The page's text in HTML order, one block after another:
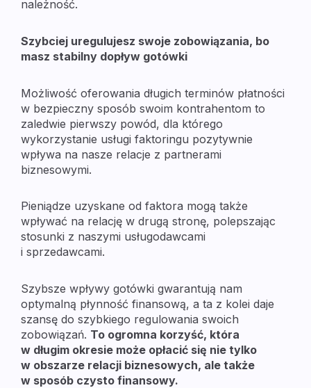
należność.
Szybciej uregulujesz swoje zobowiązania, bo
masz stabilny dopływ gotówki
Możliwość oferowania długich terminów płatności
w bezpieczny sposób swoim kontrahentom to
zaledwie pierwszy powód, dla którego
wykorzystanie usługi faktoringu pozytywnie
wpływa na nasze relacje z partnerami
biznesowymi.
Pieniądze uzyskane od faktora mogą także
wpływać na relację w drugą stronę, polepszając
stosunki z naszymi usługodawcami
i sprzedawcami.
Szybsze wpływy gotówki gwarantują nam
optymalną płynność finansową, a ta z kolei daje
szansę do szybkiego regulowania swoich
zobowiązań. To ogromna korzyść, która
w długim okresie może opłacić się nie tylko
w obszarze relacji biznesowych, ale także
w sposób czysto finansowy.